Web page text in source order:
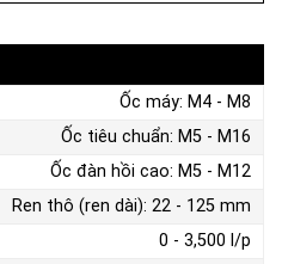
Ốc máy: M4 - M8
Ốc tiêu chuẩn: M5 - M16
Ốc đàn hồi cao: M5 - M12
Ren thô (ren dài): 22 - 125 mm
0 - 3,500 l/p